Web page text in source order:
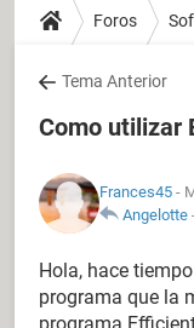
Foros
Tema Anterior
Como utilizar
Frances45 -
Angelotte
Hola, hace
programa que la